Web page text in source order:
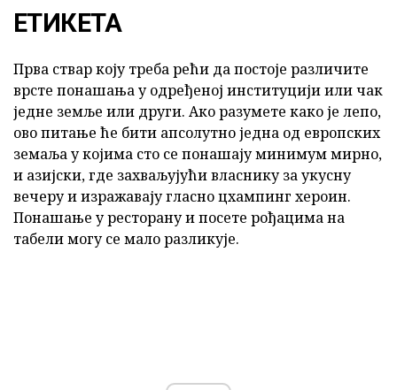
ЕТИКЕТА
Прва ствар коју треба рећи да постоје различите
врсте понашања у одређеној институцији или чак
једне земље или други. Ако разумете како је лепо,
ово питање ће бити апсолутно једна од европских
земаља у којима сто се понашају минимум мирно,
и азијски, где захваљујући власнику за укусну
вечеру и изражавају гласно цхампинг хероин.
Понашање у ресторану и посете рођацима на
табели могу се мало разликује.